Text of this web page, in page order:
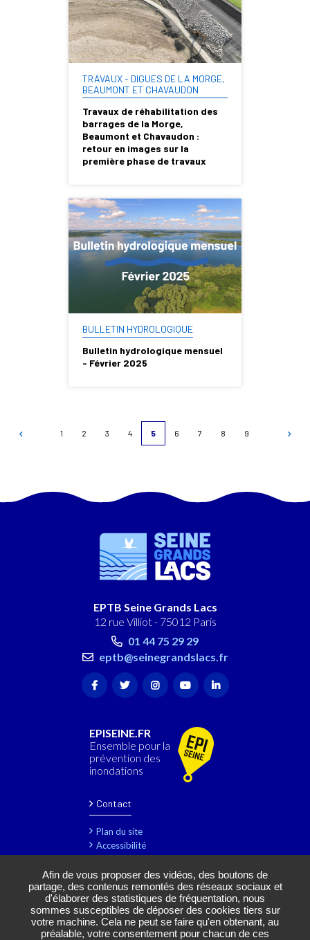
TRAVAUX - DIGUES DE LA MORGE,
BEAUMONT ET CHAVAUDON
Travaux de réhabilitation des
barrages de la Morge,
Beaumont et Chavaudon :
retour en images sur la
première phase de travaux
BULLETIN HYDROLOGIQUE
Bulletin hydrologique mensuel
- Février 2025
1 2 3 4 5 6 7 8 9
EPTB Seine Grands Lacs
12 rue Villiot - 75012 Paris
01 44 75 29 29
eptb@seinegrandslacs.fr
EPISEINE.FR
Ensemble pour la
prévention des
inondations
Contact
Plan du site
Accessibilité
Rejoignez-nous
Marchés publics
Gestion des cookies
Afin de vous proposer des vidéos, des boutons de
partage, des contenus remontés des réseaux sociaux et
d'élaborer des statistiques de fréquentation, nous
sommes susceptibles de déposer des cookies tiers sur
votre machine. Cela ne peut se faire qu'en obtenant, au
préalable, votre consentement pour chacun de ces